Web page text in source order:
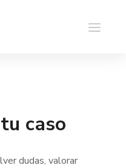
caso
dudas, valorar